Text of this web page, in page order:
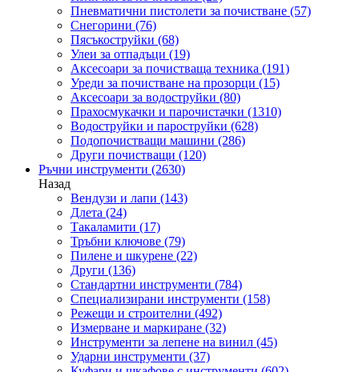
Пневматични пистолети за почистване (57)
Снегорини (76)
Пясъкоструйки (68)
Улеи за отпадъци (19)
Аксесоари за почистваща техника (191)
Уреди за почистване на прозорци (15)
Аксесоари за водоструйки (80)
Прахосмукачки и парочистачки (1310)
Водоструйки и пароструйки (628)
Подопочистващи машини (286)
Други почистващи (120)
Ръчни инструменти (2630)
Назад
Вендузи и лапи (143)
Длета (24)
Такаламити (17)
Тръбни ключове (79)
Пилене и шкурене (22)
Други (136)
Стандартни инструменти (784)
Специализирани инструменти (158)
Режещи и строителни (492)
Измерване и маркиране (32)
Инструменти за лепене на винил (45)
Ударни инструменти (37)